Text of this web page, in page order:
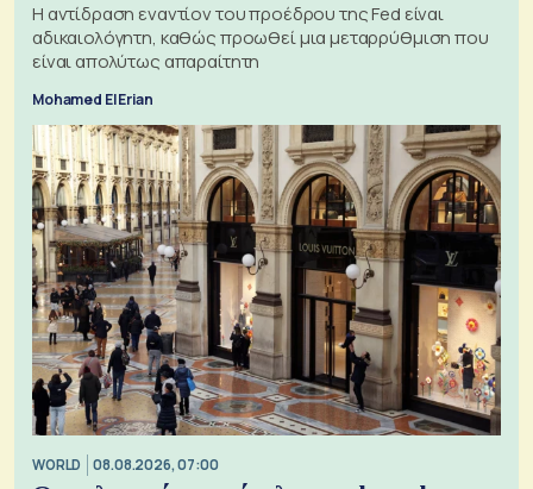
Η αντίδραση εναντίον του προέδρου της Fed είναι
αδικαιολόγητη, καθώς προωθεί μια μεταρρύθμιση που
είναι απολύτως απαραίτητη
Mohamed El Erian
WORLD 08.08.2026, 07:00